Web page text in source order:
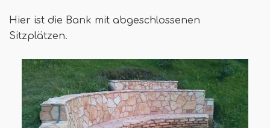
Hier ist die Bank mit abgeschlossenen
Sitzplätzen.